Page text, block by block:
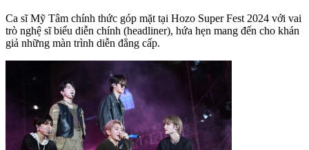
Ca sĩ Mỹ Tâm chính thức góp mặt tại Hozo Super Fest 2024 với vai
trò nghệ sĩ biểu diễn chính (headliner), hứa hẹn mang đến cho khán
giả những màn trình diễn đẳng cấp.